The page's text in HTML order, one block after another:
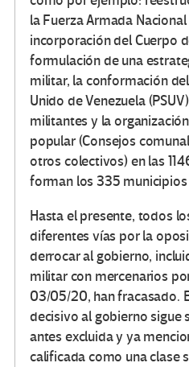
la Fuerza Armada
incorporación del Cuerpo
formulación de una
militar, la conformación
Unido de Venezuela
militantes y la
popular (Consejos
otros colectivos) en las
forman los 335
Hasta el presente, todos
diferentes vías por la
derrocar al gobierno,
militar con mercenarios
03/05/20, han fracasado.
decisivo al gobierno sigue
antes excluida y ya
calificada como una clase